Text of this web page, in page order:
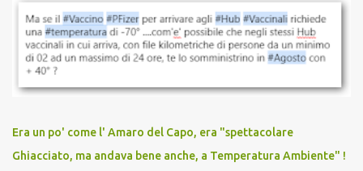
sconti, incentivi per vaccinarsi. Non avevamo mai visto
discriminazioni per coloro che non l’hanno fatto. Se non sei stato
vaccinato, nessuno aveva prima cercato di farti sentire una
persona cattiva. Non avevamo mai visto un vaccino che minacci le
vaccino usato per minacciare i mezzi di sussistenza, il lavoro o la
scuola. Non avevamo mai visto un vaccino che permettesse a un
dodicenne di ignorare il consenso dei genitori. Dopo tutti i vaccini
Era un po' come l' Amaro del Capo, era "spettacolare
Ghiacciato, ma andava bene anche, a Temperatura Ambiente" !